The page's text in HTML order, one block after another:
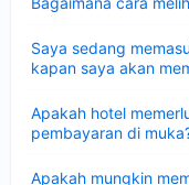
Saya sedang
kapan saya akan
Apakah hotel
pembayaran di
Apakah mungkin